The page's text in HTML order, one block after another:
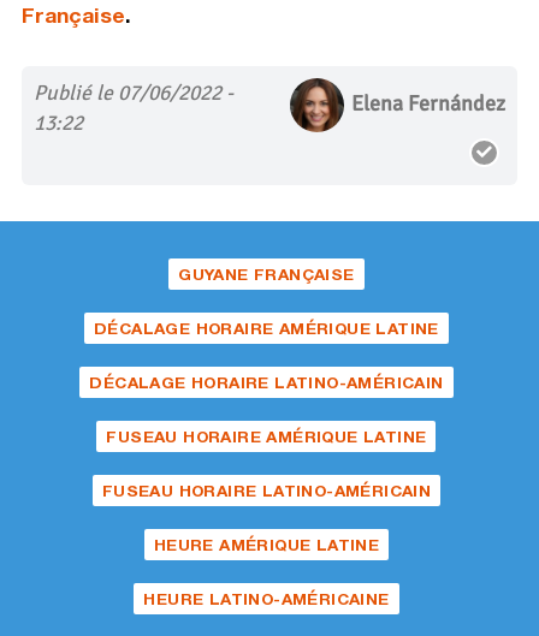
Française.
Publié le 07/06/2022 -
13:22
Elena Fernández
GUYANE FRANÇAISE
DÉCALAGE HORAIRE AMÉRIQUE LATINE
DÉCALAGE HORAIRE LATINO-AMÉRICAIN
FUSEAU HORAIRE AMÉRIQUE LATINE
FUSEAU HORAIRE LATINO-AMÉRICAIN
HEURE AMÉRIQUE LATINE
HEURE LATINO-AMÉRICAINE